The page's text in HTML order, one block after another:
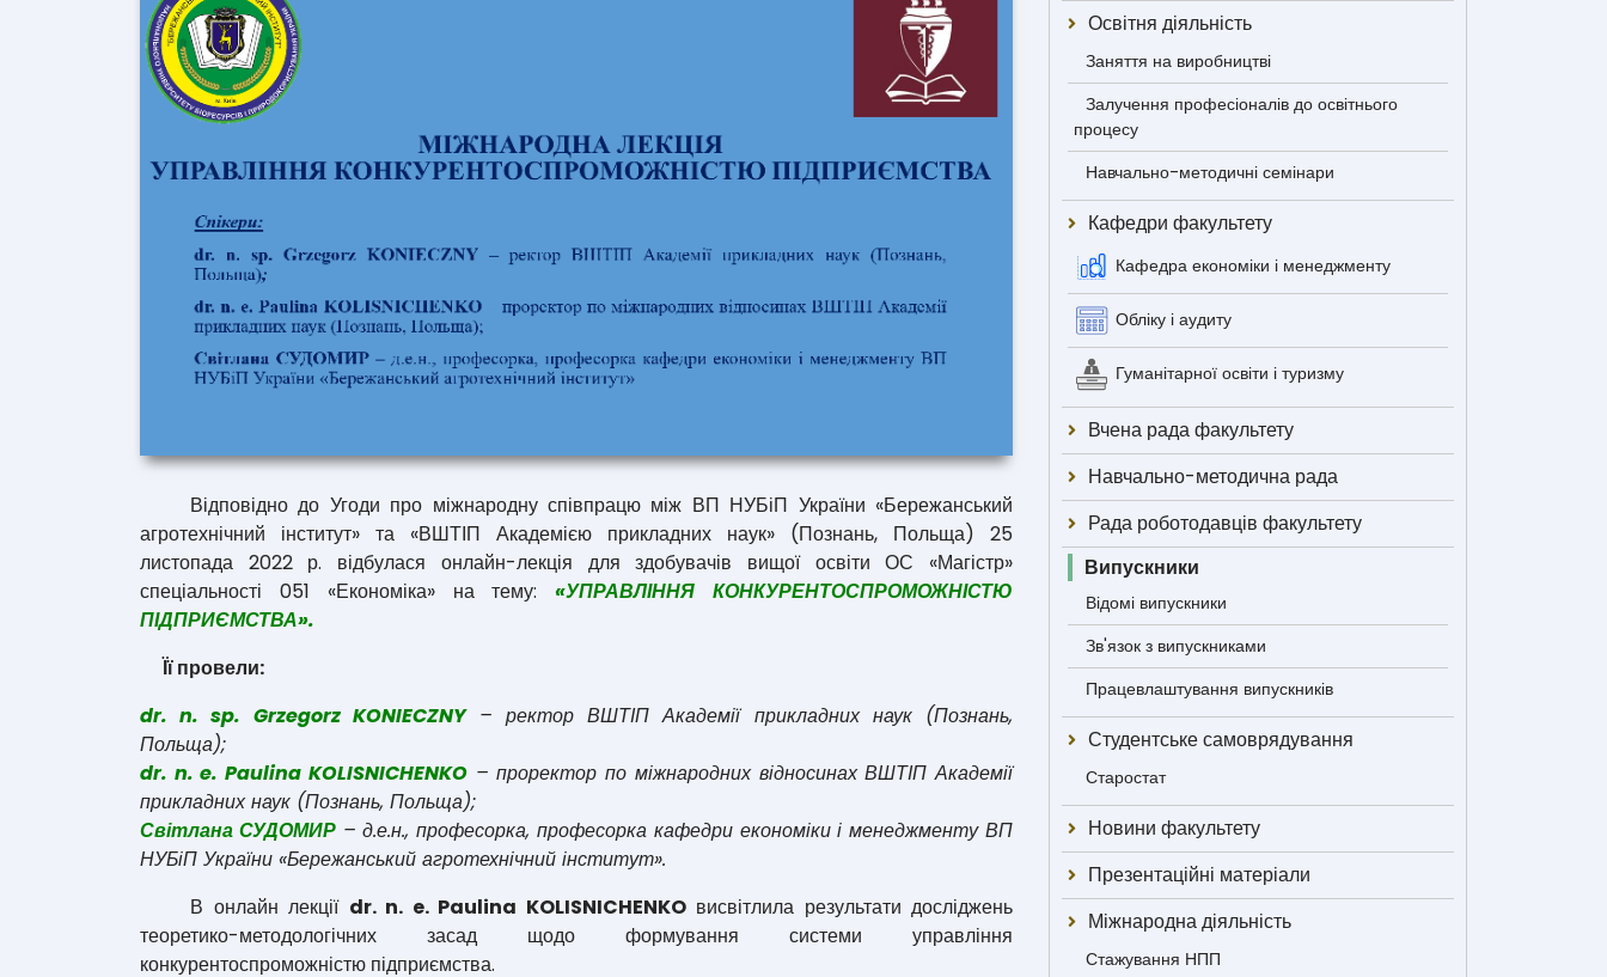
Відповідно до Угоди про міжнародну співпрацю між ВП НУБіП України «Бережанський
агротехнічний інститут» та «ВШТІП Академією прикладних наук» (Познань, Польща) 25
листопада 2022 р. відбулася онлайн-лекція для здобувачів вищої освіти ОС «Магістр»
спеціальності 051 «Економіка» на тему:«УПРАВЛІННЯ КОНКУРЕНТОСПРОМОЖНІСТЮ
ПІДПРИЄМСТВА».
Її провели:
dr. n. sp. Grzegorz KONIECZNY– ректор ВШТІП Академії прикладних наук (Познань,
Польща);
dr. n. e. Paulina KOLISNICHENKO– проректор по міжнародних відносинах ВШТІП Академії
прикладних наук (Познань, Польща);
Світлана СУДОМИР– д.е.н., професорка, професорка кафедри економіки і менеджменту ВП
НУБіП України «Бережанський агротехнічний інститут».
В онлайн лекції dr. n. e. Paulina KOLISNICHENKOвисвітлила результати досліджень
теоретико-методологічних засад щодо формування системи управління
конкурентоспроможністю підприємства.
Освітня діяльність
Заняття на виробництві
Залучення професіоналів до освітнього
процесу
Навчально-методичні семінари
Кафедри факультету
Кафедра економіки і менеджменту
Обліку і аудиту
Гуманітарної освіти і туризму
Вчена рада факультету
Навчально-методична рада
Рада роботодавців факультету
Випускники
Відомі випускники
Зв'язок з випускниками
Працевлаштування випускників
Студентське самоврядування
Старостат
Новини факультету
Презентаційні матеріали
Міжнародна діяльність
Стажування НПП